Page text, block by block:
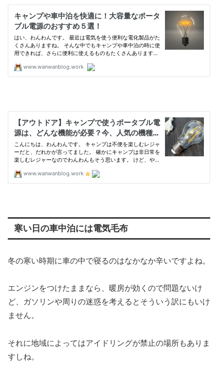
寒い日の車中泊には電気毛布
冬の寒い時期に車の中で寝るのはなかなか辛いですよね。
エンジンをつけたままなら、暖房が効くので問題ないけ
ど、ガソリンや周りの迷惑を考えるとそういう訳にもいけ
ません。
それに地域によってはアイドリングが禁止の場所もありま
すしね。